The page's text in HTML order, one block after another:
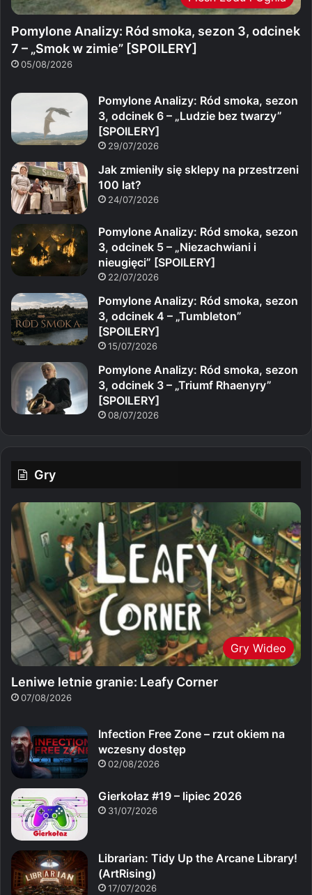
Pomylone Analizy: Ród smoka, sezon 3, odcinek
7 – „Smok w zimie” [SPOILERY]
05/08/2026
Pomylone Analizy: Ród smoka, sezon
3, odcinek 6 – „Ludzie bez twarzy”
[SPOILERY]
29/07/2026
Jak zmieniły się sklepy na przestrzeni
100 lat?
24/07/2026
Pomylone Analizy: Ród smoka, sezon
3, odcinek 5 – „Niezachwiani i
nieugięci” [SPOILERY]
22/07/2026
Pomylone Analizy: Ród smoka, sezon
3, odcinek 4 – „Tumbleton”
[SPOILERY]
15/07/2026
Pomylone Analizy: Ród smoka, sezon
3, odcinek 3 – „Triumf Rhaenyry”
[SPOILERY]
08/07/2026
Gry
Gry Wideo
Leniwe letnie granie: Leafy Corner
07/08/2026
Infection Free Zone – rzut okiem na
wczesny dostęp
02/08/2026
Gierkołaz #19 – lipiec 2026
31/07/2026
Librarian: Tidy Up the Arcane Library!
(ArtRising)
17/07/2026